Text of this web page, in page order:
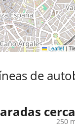
Leaflet |
de
250